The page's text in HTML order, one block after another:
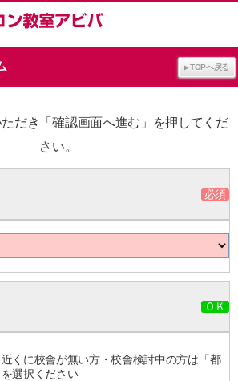
TOPへ戻る
だき「確認画面へ進む」を押してくだ
さい。
くに校舎が無い方・校舎検討中の方は「都
選択ください